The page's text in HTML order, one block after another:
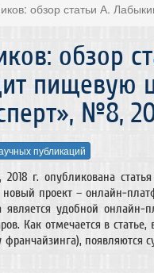
обзор статьи А.
обзор
пищевую
№8,
публикаций
г. опубликована
новый проект – онлайн-
является удобной
Как отмечается в
франчайзинга), появляются